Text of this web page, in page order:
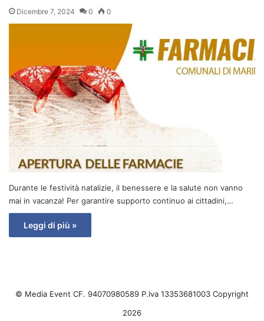
Dicembre 7, 2024 0 0
Durante le festività natalizie, il benessere e la salute non vanno
mai in vacanza! Per garantire supporto continuo ai cittadini,…
Leggi di più »
© Media Event CF. 94070980589 P.Iva 13353681003 Copyright
2026